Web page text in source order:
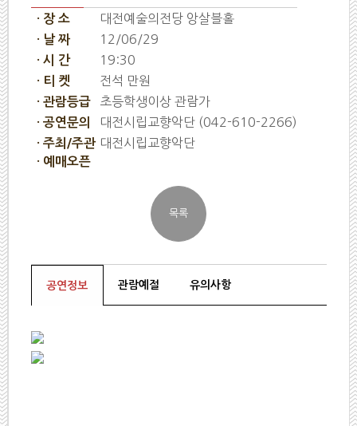
· 장 소 대전예술의전당 앙살블홀
· 날 짜 12/06/29
· 시 간 19:30
· 티 켓 전석 만원
· 관람등급 초등학생이상 관람가
· 공연문의 대전시립교향악단 (042-610-2266)
· 주최/주관 대전시립교향악단
· 예매오픈
공연정보 관람예절 유의사항